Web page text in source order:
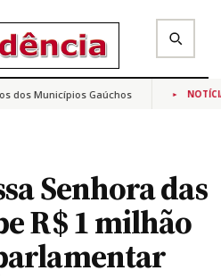
Municípios Gaúchos NOTÍCIAS
Senhora das
R$ 1 milhão